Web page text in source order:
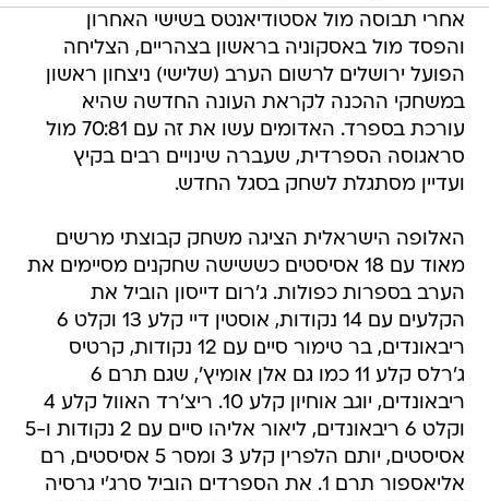
אחרי תבוסה מול אסטודיאנטס בשישי האחרון
והפסד מול באסקוניה בראשון בצהריים, הצליחה
הפועל ירושלים לרשום הערב (שלישי) ניצחון ראשון
במשחקי ההכנה לקראת העונה החדשה שהיא
עורכת בספרד. האדומים עשו את זה עם 70:81 מול
סראגוסה הספרדית, שעברה שינויים רבים בקיץ
ועדיין מסתגלת לשחק בסגל החדש.
האלופה הישראלית הציגה משחק קבוצתי מרשים
מאוד עם 18 אסיסטים כששישה שחקנים מסיימים את
הערב בספרות כפולות. ג'רום דייסון הוביל את
הקלעים עם 14 נקודות, אוסטין דיי קלע 13 וקלט 6
ריבאונדים, בר טימור סיים עם 12 נקודות, קרטיס
ג'רלס קלע 11 כמו גם אלן אומיץ', שגם תרם 6
ריבאונדים, יוגב אוחיון קלע 10. ריצ'רד האוול קלע 4
וקלט 6 ריבאונדים, ליאור אליהו סיים עם 2 נקודות ו-5
אסיסטים, יותם הלפרין קלע 3 ומסר 5 אסיסטים, רם
אליאספור תרם 1. את הספרדים הוביל סרג'י גרסיה